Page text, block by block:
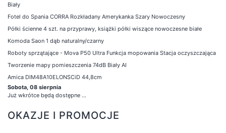
Biały
Fotel do Spania CORRA Rozkładany Amerykanka Szary Nowoczesny
Półki ścienne 4 szt. na przyprawy, książki półki wiszące nowoczesne białe
Komoda Saon 1 dąb naturalny/czarny
Roboty sprzątające - Mova P50 Ultra Funkcja mopowania Stacja oczyszczająca
Tworzenie mapy pomieszczenia 74dB Biały AI
Amica DIM48A10ELONSCiD 44,8cm
Sobota, 08 sierpnia
Już wkrótce będą dostępne ...
OKAZJE I PROMOCJE